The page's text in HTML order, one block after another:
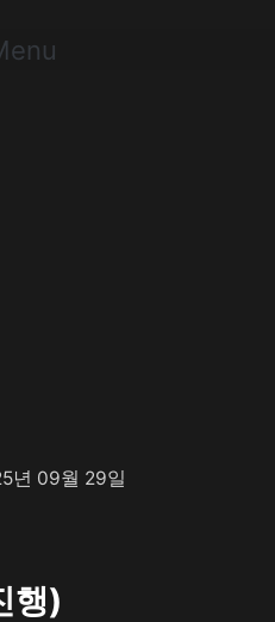
년 09월 29일
행)